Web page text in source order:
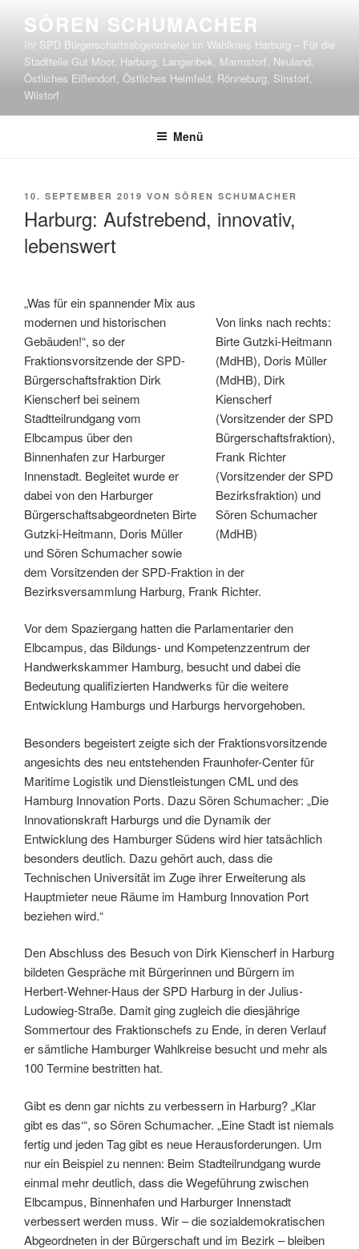
Inhalt
springen
SÖREN SCHUMACHER
Ihr SPD Bürgerschaftsabgeordneter im Wahlkreis Harburg – Für die
Stadtteile Gut Moor, Harburg, Langenbek, Marmstorf, Neuland,
Östliches Eißendorf, Östliches Heimfeld, Rönneburg, Sinstorf,
Wilstorf
Menü
VERÖFFENTLICHT
10. SEPTEMBER 2019 VON SÖREN SCHUMACHER
Harburg: Aufstrebend, innovativ,
lebenswert
Von links nach rechts:
Birte Gutzki-Heitmann
(MdHB), Doris Müller
(MdHB), Dirk
Kienscherf
(Vorsitzender der SPD
Bürgerschaftsfraktion),
Frank Richter
(Vorsitzender der SPD
Bezirksfraktion) und
Sören Schumacher
(MdHB)
„Was für ein spannender Mix aus
modernen und historischen
Gebäuden!“, so der
Fraktionsvorsitzende der SPD-
Bürgerschaftsfraktion Dirk
Kienscherf bei seinem
Stadtteilrundgang vom
Elbcampus über den
Binnenhafen zur Harburger
Innenstadt. Begleitet wurde er
dabei von den Harburger
Bürgerschaftsabgeordneten Birte
Gutzki-Heitmann, Doris Müller
und Sören Schumacher sowie
dem Vorsitzenden der SPD-Fraktion in der
Bezirksversammlung Harburg, Frank Richter.
Vor dem Spaziergang hatten die Parlamentarier den
Elbcampus, das Bildungs- und Kompetenzzentrum der
Handwerkskammer Hamburg, besucht und dabei die
Bedeutung qualifizierten Handwerks für die weitere
Entwicklung Hamburgs und Harburgs hervorgehoben.
Besonders begeistert zeigte sich der Fraktionsvorsitzende
angesichts des neu entstehenden Fraunhofer-Center für
Maritime Logistik und Dienstleistungen CML und des
Hamburg Innovation Ports. Dazu Sören Schumacher: „Die
Innovationskraft Harburgs und die Dynamik der
Entwicklung des Hamburger Südens wird hier tatsächlich
besonders deutlich. Dazu gehört auch, dass die
Technischen Universität im Zuge ihrer Erweiterung als
Hauptmieter neue Räume im Hamburg Innovation Port
beziehen wird.“
Den Abschluss des Besuch von Dirk Kienscherf in Harburg
bildeten Gespräche mit Bürgerinnen und Bürgern im
Herbert-Wehner-Haus der SPD Harburg in der Julius-
Ludowieg-Straße. Damit ging zugleich die diesjährige
Sommertour des Fraktionschefs zu Ende, in deren Verlauf
er sämtliche Hamburger Wahlkreise besucht und mehr als
100 Termine bestritten hat.
Gibt es denn gar nichts zu verbessern in Harburg? „Klar
gibt es das‘“, so Sören Schumacher. „Eine Stadt ist niemals
fertig und jeden Tag gibt es neue Herausforderungen. Um
nur ein Beispiel zu nennen: Beim Stadteilrundgang wurde
einmal mehr deutlich, dass die Wegeführung zwischen
Elbcampus, Binnenhafen und Harburger Innenstadt
verbessert werden muss. Wir – die sozialdemokratischen
Abgeordneten in der Bürgerschaft und im Bezirk – bleiben